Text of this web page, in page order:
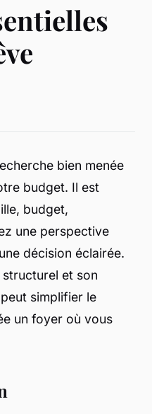
bien menée
budget. Il est
budget,
une perspective
décision éclairée.
et son
simplifier le
un foyer où vous